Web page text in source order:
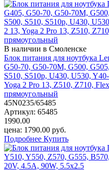
В наличии в Смоленске
Блок питания для ноутбука
G50-70, G50-70M, G500,
S510, S510p, U430, U530,
Yoga 2 Pro 13, Z510, Z710,
прямоугольный
45N0235/65485
Артикул: 65485
1990.00
цена: 1790.00 руб.
Подробнее Купить